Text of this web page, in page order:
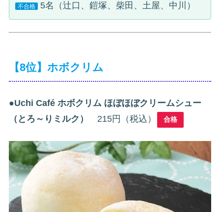
不合格 5名（辻口、鎧塚、柴田、土屋、中川）
【8位】ホボクリム
●Uchi Café ホボクリム ほぼほぼクリームシュー
（とろ～りミルク）
215円（税込） 合格